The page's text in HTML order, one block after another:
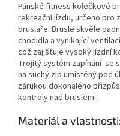
Pánské fitness kolečkové
rekreační jízdu, určeno pro
bruslaře. Brusle skvěle
chodidla a vynikající
což zajišťuje vysoký jízdní
Trojitý systém zapínání se
na suchý zip umístěný pod
zárukou dokonalého
kontroly nad bruslemi.
Materiál a vlastnosti: